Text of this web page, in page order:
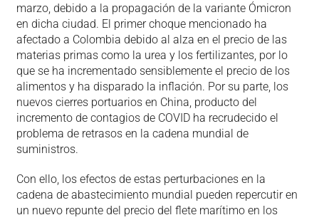
marzo, debido a la propagación de la variante Ómicron
en dicha ciudad. El primer choque mencionado ha
afectado a Colombia debido al alza en el precio de las
materias primas como la urea y los fertilizantes, por lo
que se ha incrementado sensiblemente el precio de los
alimentos y ha disparado la inflación. Por su parte, los
nuevos cierres portuarios en China, producto del
incremento de contagios de COVID ha recrudecido el
problema de retrasos en la cadena mundial de
suministros.
Con ello, los efectos de estas perturbaciones en la
cadena de abastecimiento mundial pueden repercutir en
un nuevo repunte del precio del flete marítimo en los